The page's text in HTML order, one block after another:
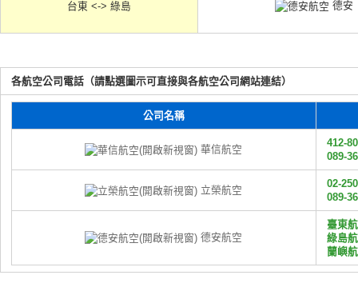
台東 <-> 綠島 德安
各航空公司電話（請點選圖示可直接與各航空公司網站連結）
公司名稱
華信航空
412-
089-
立榮航空
02-
089-
德安航空
臺東
綠島
蘭嶼